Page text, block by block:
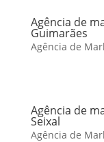
Agência de
Guimarães
Agência de
Agência de
Seixal
Agência de